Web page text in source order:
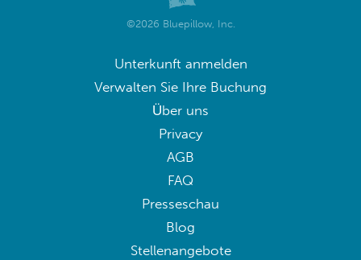
©2026 Bluepillow, Inc.
Unterkunft anmelden
Verwalten Sie Ihre Buchung
Über uns
Privacy
AGB
FAQ
Presseschau
Blog
Stellenangebote